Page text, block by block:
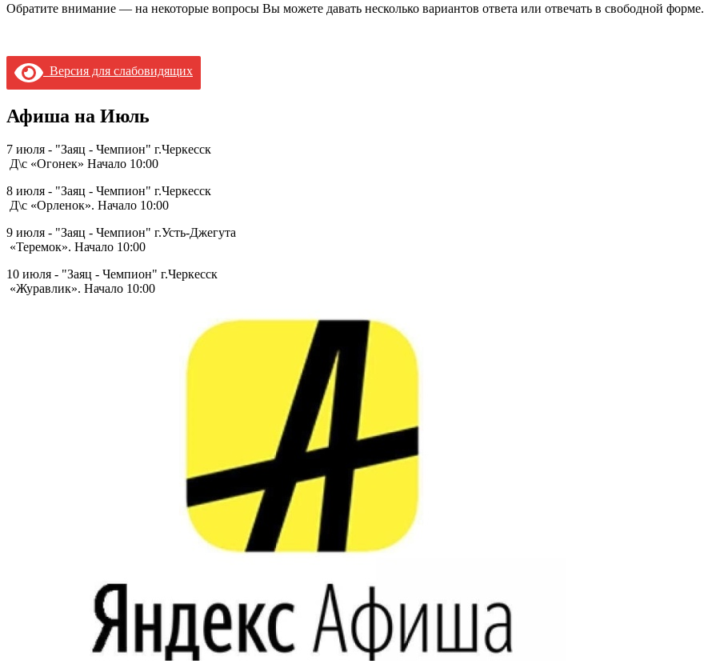
Обратите внимание — на некоторые вопросы Вы можете давать несколько вариантов ответа или отвечать в свободной форме.
Версия для слабовидящих
Афиша на Июль
7 июля - "Заяц - Чемпион" г.Черкесск
Д\с «Огонек» Начало 10:00
8 июля - "Заяц - Чемпион" г.Черкесск
Д\с «Орленок». Начало 10:00
9 июля - "Заяц - Чемпион" г.Усть-Джегута
«Теремок». Начало 10:00
10 июля - "Заяц - Чемпион" г.Черкесск
«Журавлик». Начало 10:00